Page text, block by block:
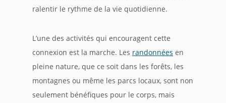
ralentir le rythme de la vie quotidienne.
L’une des activités qui encouragent cette
connexion est la marche. Les randonnées en
pleine nature, que ce soit dans les forêts, les
montagnes ou même les parcs locaux, sont non
seulement bénéfiques pour le corps, mais